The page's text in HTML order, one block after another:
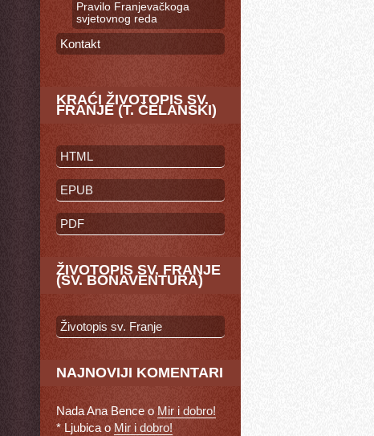
Pravilo Franjevačkoga
svjetovnog reda
Kontakt
KRAĆI ŽIVOTOPIS SV.
FRANJE (T. ČELANSKI)
HTML
EPUB
PDF
ŽIVOTOPIS SV. FRANJE
(SV. BONAVENTURA)
Životopis sv. Franje
NAJNOVIJI KOMENTARI
Nada Ana Bence o Mir i dobro!
* Ljubica o Mir i dobro!